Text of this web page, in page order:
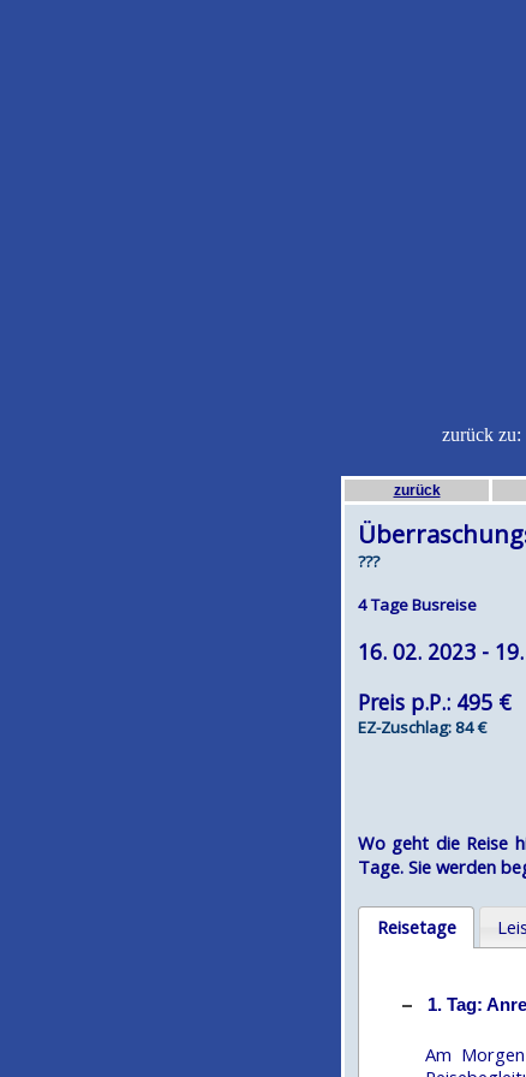
zurück
zurück
???
4 Tage Busreise
16. 02. 2023 -
Preis p.P.: 495 €
EZ-Zuschlag: 84 €
Wo geht die Reise
Tage. Sie werden
Reisetage
1. Tag:
Am